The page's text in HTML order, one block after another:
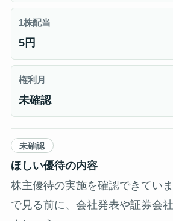
1株配当
5円
権利月
未確認
未確認
ほしい優待の内容
株主優待の実施を確認できてい
で見る前に、会社発表や証券会